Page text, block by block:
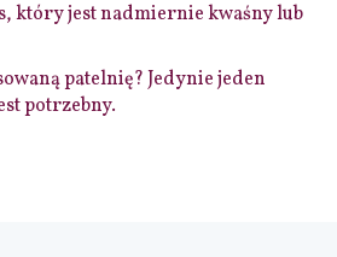
który jest nadmiernie kwaśny lub
patelnię? Jedynie jeden
potrzebny.